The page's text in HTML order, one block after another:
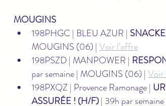
MOUGINS
198PHGC | BLEU AZUR |
MOUGINS (06) | Voir l’offre
198PSZD | MANPOWER |
par semaine | MOUGINS (06) | Voir
198PXQZ | Provence Ramonage |
ASSURÉE ! (H/F) | 39h par